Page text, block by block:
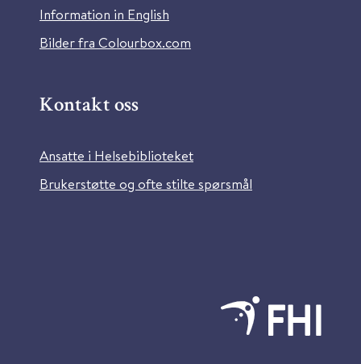
Information in English
Bilder fra Colourbox.com
Kontakt oss
Ansatte i Helsebiblioteket
Brukerstøtte og ofte stilte spørsmål